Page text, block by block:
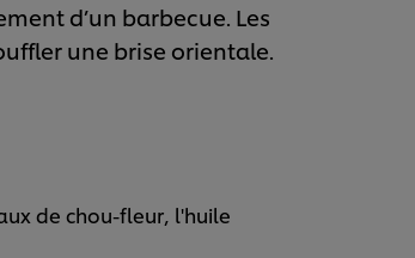
d’un barbecue. Les
une brise orientale.
de chou-fleur, l'huile